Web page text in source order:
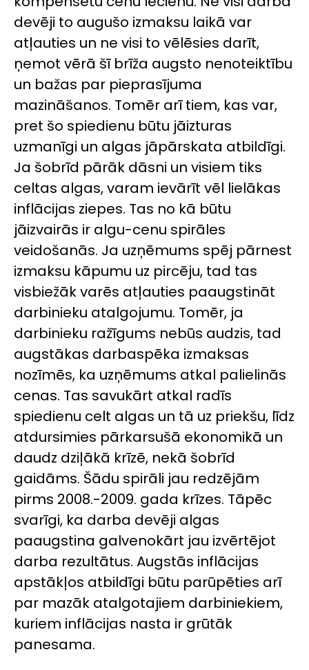
devēji to augušo izmaksu laikā var
atļauties un ne visi to vēlēsies darīt,
ņemot vērā šī brīža augsto nenoteiktību
un bažas par pieprasījuma
mazināšanos. Tomēr arī tiem, kas var,
pret šo spiedienu būtu jāizturas
uzmanīgi un algas jāpārskata atbildīgi.
Ja šobrīd pārāk dāsni un visiem tiks
celtas algas, varam ievārīt vēl lielākas
inflācijas ziepes. Tas no kā būtu
jāizvairās ir algu-cenu spirāles
veidošanās. Ja uzņēmums spēj pārnest
izmaksu kāpumu uz pircēju, tad tas
visbiežāk varēs atļauties paaugstināt
darbinieku atalgojumu. Tomēr, ja
darbinieku ražīgums nebūs audzis, tad
augstākas darbaspēka izmaksas
nozīmēs, ka uzņēmums atkal palielinās
cenas. Tas savukārt atkal radīs
spiedienu celt algas un tā uz priekšu, līdz
atdursimies pārkarsušā ekonomikā un
daudz dziļākā krīzē, nekā šobrīd
gaidāms. Šādu spirāli jau redzējām
pirms 2008.-2009. gada krīzes. Tāpēc
svarīgi, ka darba devēji algas
paaugstina galvenokārt jau izvērtējot
darba rezultātus. Augstās inflācijas
apstākļos atbildīgi būtu parūpēties arī
par mazāk atalgotajiem darbiniekiem,
kuriem inflācijas nasta ir grūtāk
panesama.